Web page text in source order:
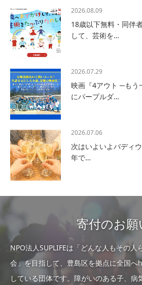
2026.08.09
18歳以下無料・同伴
して、芸術を…
2026.07.29
映画『4アウト ─もう
にパープルダ…
2026.07.06
次はいよいよバディ
年で…
寄付のお願
NPO法人SUPLIFEは「どんな人もその人
会」を目指して、豊島区を拠点に全国
している団体です。障がいのある子、病